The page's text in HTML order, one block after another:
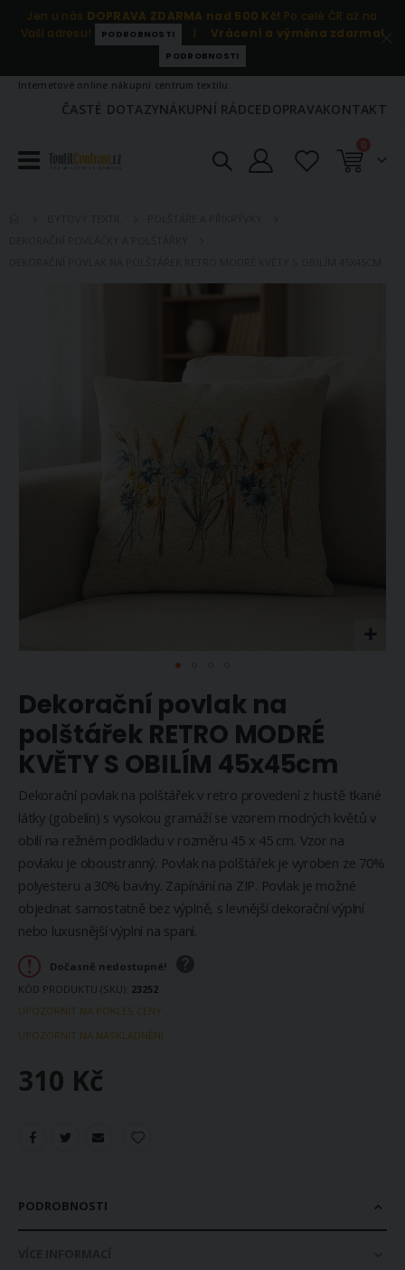
Jen u nás DOPRAVA ZDARMA nad 500 Kč! Po celé ČR až na
Vaši adresu!
PODROBNOSTI | Vrácení a výměna zdarma!
PODROBNOSTI
Internetové online nákupní centrum textilu.
ČASTÉ DOTAZYNÁKUPNÍ RÁDCEDOPRAVAKONTAKT
Košík
0položky
na
začátek
galerie
s
obrázky
Dekorační povlak na
polštářek RETRO MODRÉ
KVĚTY S OBILÍM 45x45cm
Dekorační povlak na polštářek v retro provedení z hustě tkané
látky (gobelín) s vysokou gramáží se vzorem modrých květů v
obilí na režném podkladu v rozměru 45 x 45 cm. Vzor na
povlaku je oboustranný. Povlak na polštářek je vyroben ze 70%
polyesteru a 30% bavlny. Zapínání na ZIP. Povlak je možné
objednat samostatně bez výplně, s levnější dekorační výplní
nebo luxusnější výplní na spaní.
Dočasně nedostupné!
KÓD PRODUKTU (SKU) 23252
UPOZORNIT NA POKLES CENY
UPOZORNIT NA NASKLADNĚNÍ
310 Kč
PODROBNOSTI